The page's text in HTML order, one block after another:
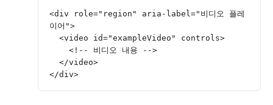
<div role="region" aria-label="비디오 플레
이어">
  <video id="exampleVideo" controls>
    <!-- 비디오 내용 -->
  </video>
</div>